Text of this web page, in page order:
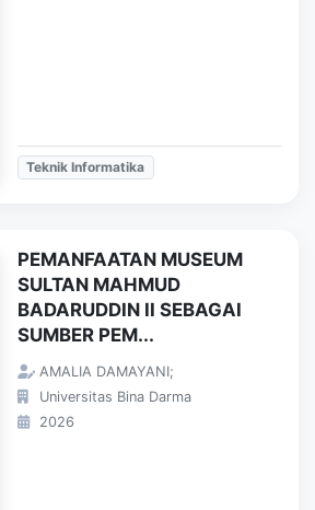
Teknik Informatika
PEMANFAATAN MUSEUM
SULTAN MAHMUD
BADARUDDIN II SEBAGAI
SUMBER PEM...
AMALIA DAMAYANI;
Universitas Bina Darma
2026